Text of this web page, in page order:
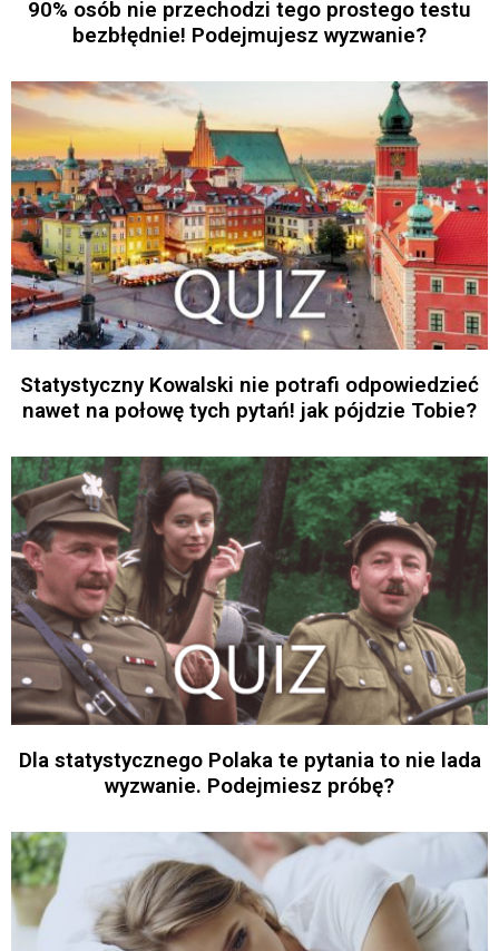
90% osób nie przechodzi tego prostego testu
bezbłędnie! Podejmujesz wyzwanie?
Statystyczny Kowalski nie potrafi odpowiedzieć
nawet na połowę tych pytań! jak pójdzie Tobie?
Dla statystycznego Polaka te pytania to nie lada
wyzwanie. Podejmiesz próbę?